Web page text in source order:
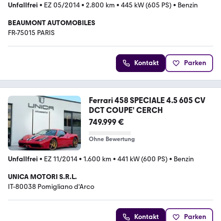
Unfallfrei • EZ 05/2014• 2.800 km • 445 kW (605 PS) • Benzin
BEAUMONT AUTOMOBILES
FR-75015 PARIS
Kontakt Parken
Ferrari 458 SPECIALE 4.5 605 CV
DCT COUPE' CERCH
749.999 €
Ohne Bewertung
Unfallfrei • EZ 11/2014• 1.600 km • 441 kW (600 PS) • Benzin
UNICA MOTORI S.R.L.
IT-80038 Pomigliano d'Arco
Kontakt Parken